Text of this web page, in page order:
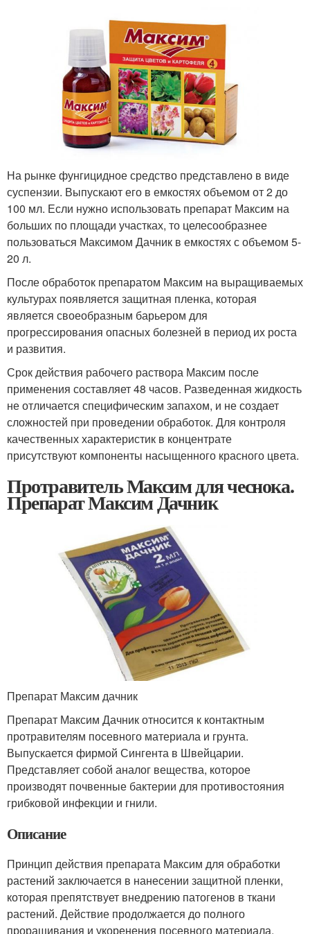
На рынке фунгицидное средство представлено в виде
суспензии. Выпускают его в емкостях объемом от 2 до
100 мл. Если нужно использовать препарат Максим на
больших по площади участках, то целесообразнее
пользоваться Максимом Дачник в емкостях с объемом 5-
20 л.
После обработок препаратом Максим на выращиваемых
культурах появляется защитная пленка, которая
является своеобразным барьером для
прогрессирования опасных болезней в период их роста
и развития.
Срок действия рабочего раствора Максим после
применения составляет 48 часов. Разведенная жидкость
не отличается специфическим запахом, и не создает
сложностей при проведении обработок. Для контроля
качественных характеристик в концентрате
присутствуют компоненты насыщенного красного цвета.
Протравитель Максим для чеснока.
Препарат Максим Дачник
Препарат Максим дачник
Препарат Максим Дачник относится к контактным
протравителям посевного материала и грунта.
Выпускается фирмой Сингента в Швейцарии.
Представляет собой аналог вещества, которое
производят почвенные бактерии для противостояния
грибковой инфекции и гнили.
Описание
Принцип действия препарата Максим для обработки
растений заключается в нанесении защитной пленки,
которая препятствует внедрению патогенов в ткани
растений. Действие продолжается до полного
проращивания и укоренения посевного материала.